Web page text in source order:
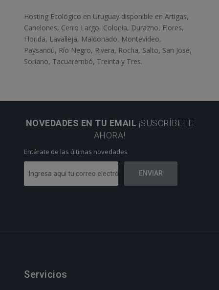
Hosting Ecológico en Uruguay disponible en Artigas,
Canelones, Cerro Largo, Colonia, Durazno, Flores,
Florida, Lavalleja, Maldonado, Montevideo,
Paysandú, Río Negro, Rivera, Rocha, Salto, San José,
Soriano, Tacuarembó, Treinta y Tres.
NOVEDADES EN TU EMAIL ¡SUSCRÍBETE
AHORA!
Entérate de las últimas novedades
Servicios